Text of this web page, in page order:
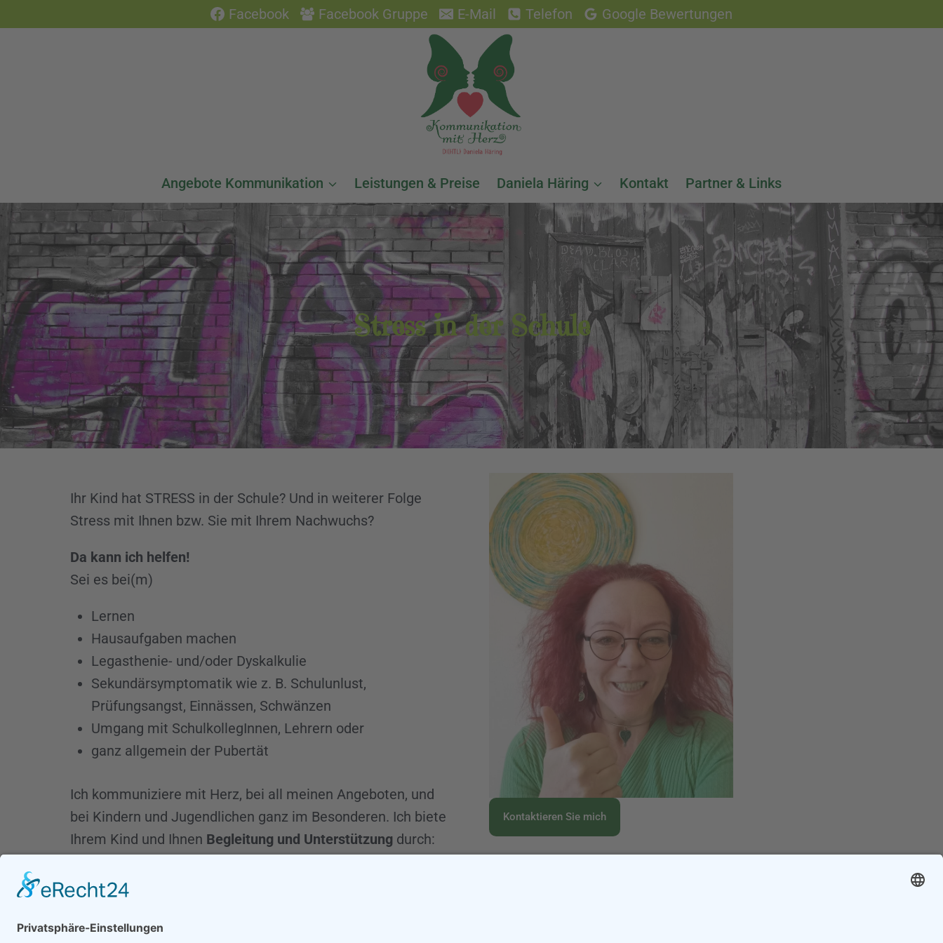
Facebook Facebook Gruppe E-Mail Telefon Google Bewertungen
Angebote Kommunikation Leistungen & Preise Daniela Häring Kontakt Partner & Links
Stress in der Schule
Ihr Kind hat STRESS in der Schule? Und in weiterer Folge
Stress mit Ihnen bzw. Sie mit Ihrem Nachwuchs?
Da kann ich helfen!
Sei es bei(m)
Lernen
Hausaufgaben machen
Legasthenie- und/oder Dyskalkulie
Sekundärsymptomatik wie z. B. Schulunlust,
Prüfungsangst, Einnässen, Schwänzen
Umgang mit SchulkollegInnen, Lehrern oder
ganz allgemein der Pubertät
Ich kommuniziere mit Herz, bei all meinen Angeboten, und
bei Kindern und Jugendlichen ganz im Besonderen. Ich biete
Ihrem Kind und Ihnen Begleitung und Unterstützung durch:
Legasthenie- und/oder Dyskalkulietraining
Kontaktieren Sie mich